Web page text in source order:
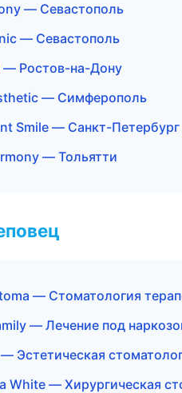
— Севастополь
— Севастополь
— Ростов-на-Дону
— Симферополь
Smile — Санкт-Петербург
— Тольятти
— Стоматология
— Лечение под
Эстетическая
White — Хирургическая